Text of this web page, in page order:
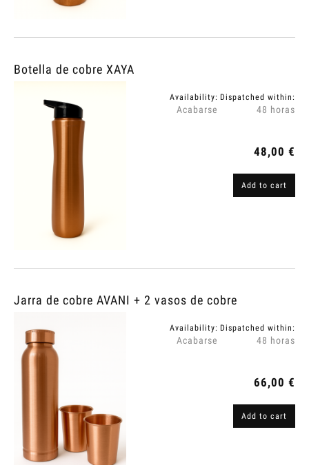
Botella de cobre XAYA
Availability:
Acabarse
Dispatched within:
48 horas
48,00 €
Add to cart
Jarra de cobre AVANI + 2 vasos de cobre
Availability:
Acabarse
Dispatched within:
48 horas
66,00 €
Add to cart